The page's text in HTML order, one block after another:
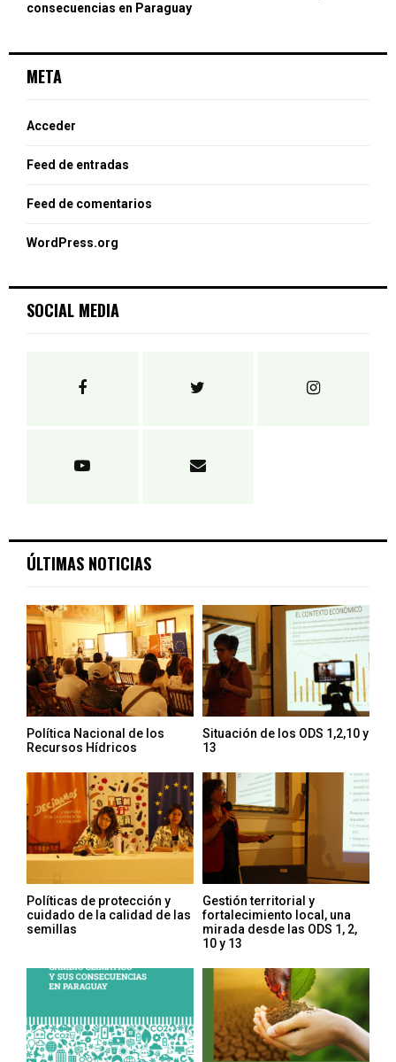
consecuencias en Paraguay
META
Acceder
Feed de entradas
Feed de comentarios
WordPress.org
SOCIAL MEDIA
ÚLTIMAS NOTICIAS
Política Nacional de los
Recursos Hídricos
Situación de los ODS 1,2,10 y
13
Políticas de protección y
cuidado de la calidad de las
semillas
Gestión territorial y
fortalecimiento local, una
mirada desde las ODS 1, 2,
10 y 13